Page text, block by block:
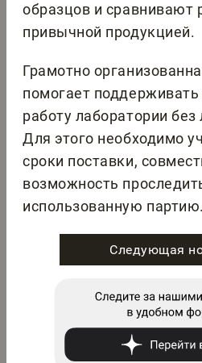
образцов и сравнивают
привычной продукцией.
Грамотно
помогает
работу лаборатории
Для этого необходимо
сроки поставки,
возможность
использованную партию.
Следующая